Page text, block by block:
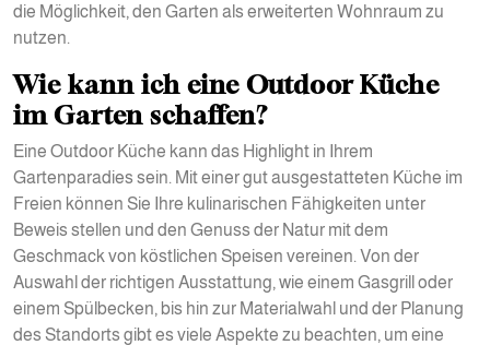
die Möglichkeit, den Garten als erweiterten Wohnraum zu
nutzen.
Wie kann ich eine Outdoor Küche
im Garten schaffen?
Eine Outdoor Küche kann das Highlight in Ihrem
Gartenparadies sein. Mit einer gut ausgestatteten Küche im
Freien können Sie Ihre kulinarischen Fähigkeiten unter
Beweis stellen und den Genuss der Natur mit dem
Geschmack von köstlichen Speisen vereinen. Von der
Auswahl der richtigen Ausstattung, wie einem Gasgrill oder
einem Spülbecken, bis hin zur Materialwahl und der Planung
des Standorts gibt es viele Aspekte zu beachten, um eine